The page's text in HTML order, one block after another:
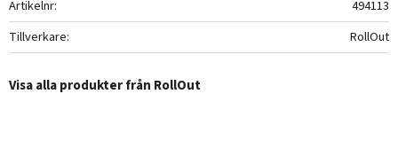
Artikelnr
494113
Tillverkare
RollOut
Visa alla produkter från RollOut